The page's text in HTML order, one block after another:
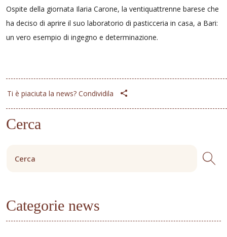
Ospite della giornata Ilaria Carone, la ventiquattrenne barese che
ha deciso di aprire il suo laboratorio di pasticceria in casa, a Bari:
un vero esempio di ingegno e determinazione.
Ti è piaciuta la news? Condividila
Cerca
Categorie news